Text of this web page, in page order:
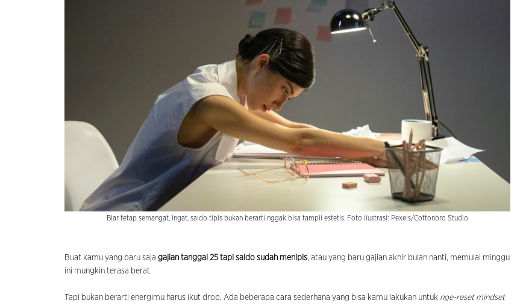
Biar tetap semangat, ingat, saldo tipis bukan berarti nggak bisa tampil estetis. Foto ilustrasi: Pexels/Cottonbro Studio
Buat kamu yang baru saja gajian tanggal 25 tapi saldo sudah menipis, atau yang baru gajian akhir bulan nanti, memulai minggu
ini mungkin terasa berat.
Tapi bukan berarti energimu harus ikut drop. Ada beberapa cara sederhana yang bisa kamu lakukan untuk nge-reset mindset